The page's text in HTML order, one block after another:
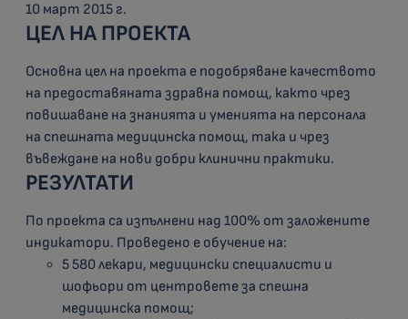
10 март 2015 г.
ЦЕЛ НА ПРОЕКТА
Основна цел на проекта е подобряване качеството
на предоставяната здравна помощ, както чрез
повишаване на знанията и уменията на персонала
на спешната медицинска помощ, така и чрез
въвеждане на нови добри клинични практики.
РЕЗУЛТАТИ
По проекта са изпълнени над 100% от заложените
индикатори. Проведено е обучение на:
5 580 лекари, медицински специалисти и
шофьори от центровете за спешна
медицинска помощ;